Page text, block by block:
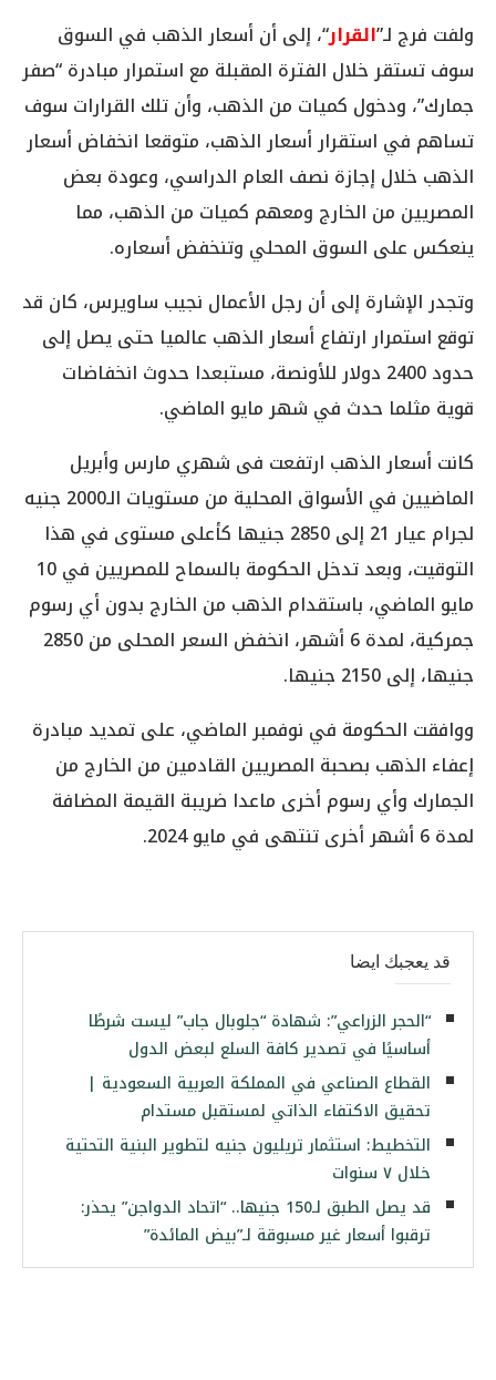
ولفت فرج لـ”القرار“، إلى أن أسعار الذهب في السوق
سوف تستقر خلال الفترة المقبلة مع استمرار مبادرة “صفر
جمارك”، ودخول كميات من الذهب، وأن تلك القرارات سوف
تساهم في استقرار أسعار الذهب، متوقعا انخفاض أسعار
الذهب خلال إجازة نصف العام الدراسي، وعودة بعض
المصريين من الخارج ومعهم كميات من الذهب، مما
ينعكس على السوق المحلي وتنخفض أسعاره.
وتجدر الإشارة إلى أن رجل الأعمال نجيب ساويرس، كان قد
توقع استمرار ارتفاع أسعار الذهب عالميا حتى يصل إلى
حدود 2400 دولار للأونصة، مستبعدا حدوث انخفاضات
قوية مثلما حدث في شهر مايو الماضي.
كانت أسعار الذهب ارتفعت فى شهري مارس وأبريل
الماضيين في الأسواق المحلية من مستويات الـ2000 جنيه
لجرام عيار 21 إلى 2850 جنيها كأعلى مستوى في هذا
التوقيت، وبعد تدخل الحكومة بالسماح للمصريين في 10
مايو الماضي، باستقدام الذهب من الخارج بدون أي رسوم
جمركية، لمدة 6 أشهر، انخفض السعر المحلى من 2850
جنيها، إلى 2150 جنيها.
ووافقت الحكومة في نوفمبر الماضي، على تمديد مبادرة
إعفاء الذهب بصحبة المصريين القادمين من الخارج من
الجمارك وأي رسوم أخرى ماعدا ضريبة القيمة المضافة
لمدة 6 أشهر أخرى تنتهى في مايو 2024.
قد يعجبك ايضا
“الحجر الزراعي”: شهادة “جلوبال جاب” ليست شرطًا
أساسيًا في تصدير كافة السلع لبعض الدول
القطاع الصناعي في المملكة العربية السعودية |
تحقيق الاكتفاء الذاتي لمستقبل مستدام
التخطيط: استثمار تريليون جنيه لتطوير البنية التحتية
خلال ٧ سنوات
قد يصل الطبق لـ150 جنيها.. “اتحاد الدواجن” يحذر:
ترقبوا أسعار غير مسبوقة لـ”بيض المائدة”